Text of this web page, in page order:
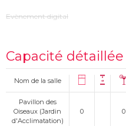
Evènement digital
Capacité détaillée
Nom de la salle
Pavillon des
Oiseaux (Jardin
d'Acclimatation)
0 0